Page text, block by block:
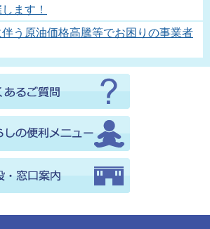
ます！
う原油価格高騰等でお困りの事業者